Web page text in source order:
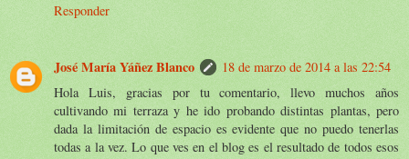
Responder
José María Yáñez Blanco
18 de marzo de 2014 a las 22:54
Hola Luis, gracias por tu comentario, llevo muchos años
cultivando mi terraza y he ido probando distintas plantas, pero
dada la limitación de espacio es evidente que no puedo tenerlas
todas a la vez. Lo que ves en el blog es el resultado de todos esos